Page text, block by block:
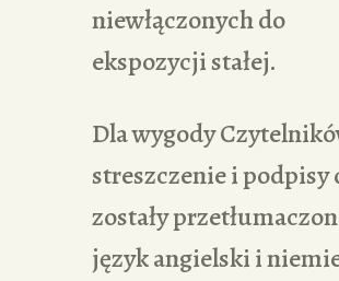
niewłączonych do
ekspozycji stałej.
Dla wygody
streszczenie i podpisy
zostały
język angielski i